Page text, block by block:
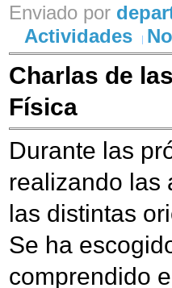
Enviado por
Actividades
Charlas de
Física
Durante las
realizando las
las distintas
Se ha
comprendido